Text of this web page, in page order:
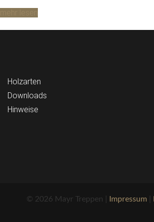
Holzarten
Downloads
Hinweise
© 2026 Mayr Treppen | Impressum